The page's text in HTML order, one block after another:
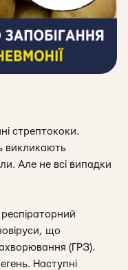
стрептококи.
викликають
Але не всі випадки
респіраторний
що
(ГРЗ).
Наступні